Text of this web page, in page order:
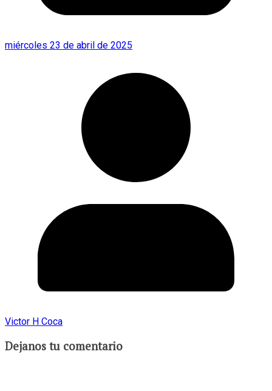
miércoles 23 de abril de 2025
Victor H Coca
Dejanos tu comentario